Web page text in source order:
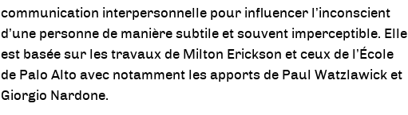
communication interpersonnelle pour influencer l’inconscient
d’une personne de manière subtile et souvent imperceptible. Elle
est basée sur les travaux de Milton Erickson et ceux de l’École
de Palo Alto avec notamment les apports de Paul Watzlawick et
Giorgio Nardone.